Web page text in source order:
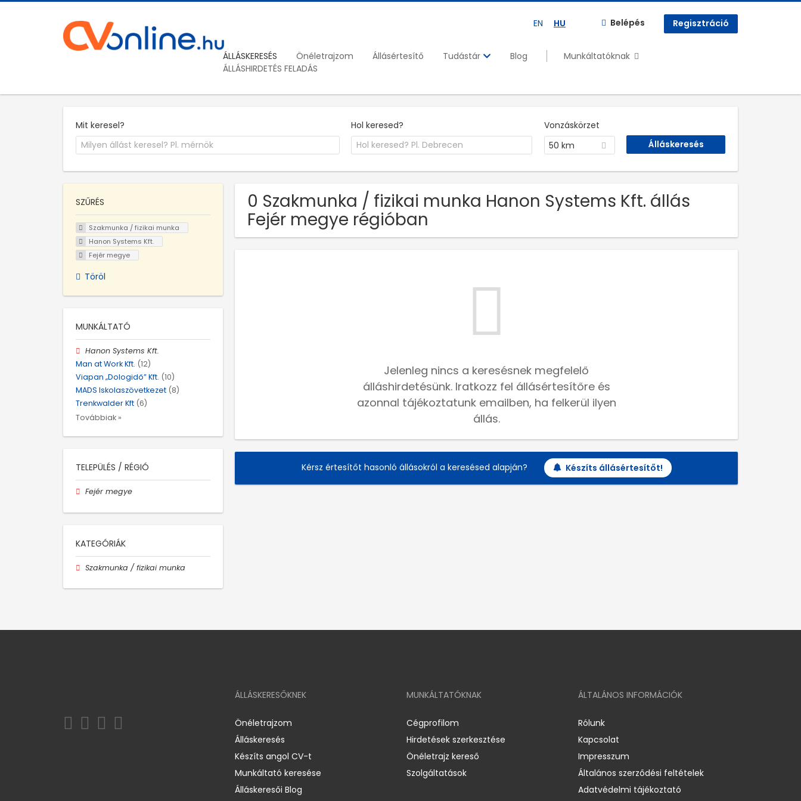
EN HU Belépés Regisztráció
ÁLLÁSKERESÉS Önéletrajzom Állásértesítő Tudástár Blog
Munkáltatóknak
ÁLLÁSHIRDETÉS FELADÁS
Mit keresel? Hol keresed?
Vonzáskörzet
50 km
0 Szakmunka / fizikai munka Hanon Systems Kft. állás
Fejér megye régióban
Jelenleg nincs a keresésnek megfelelő
álláshirdetésünk. Iratkozz fel állásértesítőre és
azonnal tájékoztatunk emailben, ha felkerül ilyen
állás.
Kérsz értesítőt hasonló állásokról a keresésed alapján? Készíts állásértesítőt!
SZŰRÉS
Szakmunka / fizikai munka
Hanon Systems Kft.
Fejér megye
Töröl
MUNKÁLTATÓ
Hanon Systems Kft.
Man at Work Kft. (12)
Viapan „Dologidő” Kft. (10)
MADS Iskolaszövetkezet (8)
Trenkwalder Kft (6)
Továbbiak »
TELEPÜLÉS / RÉGIÓ
Fejér megye
KATEGÓRIÁK
Szakmunka / fizikai munka
ÁLLÁSKERESŐKNEK
Önéletrajzom
Álláskeresés
Készíts angol CV-t
Munkáltató keresése
Álláskeresői Blog
MUNKÁLTATÓKNAK
Cégprofilom
Hirdetések szerkesztése
Önéletrajz kereső
Szolgáltatások
ÁLTALÁNOS INFORMÁCIÓK
Rólunk
Kapcsolat
Impresszum
Általános szerződési feltételek
Adatvédelmi tájékoztató